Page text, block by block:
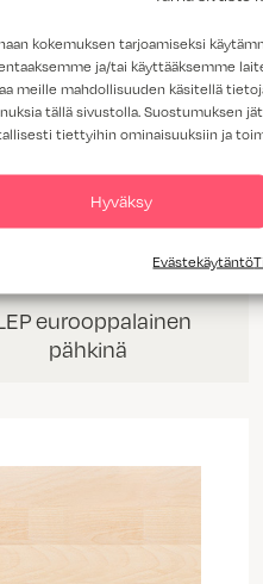
kokemuksen tarjoamiseksi
ja/tai käyttääksemme
meille mahdollisuuden käsitellä
tällä sivustolla. Suostumuksen
tiettyihin ominaisuuksiin ja
Hyväksy
Evästekäytäntö
eurooppalainen
pähkinä